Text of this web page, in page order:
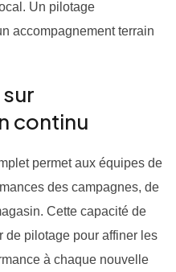
Un pilotage
accompagnement terrain
continu
permet aux équipes de
des campagnes, de
Cette capacité de
de pilotage pour affiner les
à chaque nouvelle